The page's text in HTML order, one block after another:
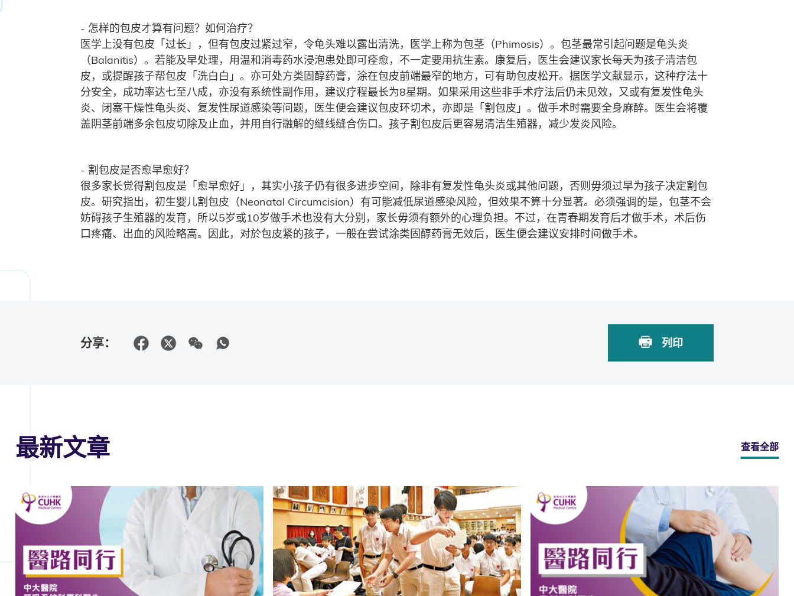
- 怎样的包皮才算有问题？如何治疗？
医学上没有包皮「过长」，但有包皮过紧过窄，令龟头难以露出清洗，医学上称为包茎（Phimosis）。包茎最常引起问题是龟头炎
（Balanitis）。若能及早处理，用温和消毒药水浸泡患处即可痊愈，不一定要用抗生素。康复后，医生会建议家长每天为孩子清洁包
皮，或提醒孩子帮包皮「洗白白」。亦可处方类固醇药膏，涂在包皮前端最窄的地方，可有助包皮松开。据医学文献显示，这种疗法十
分安全，成功率达七至八成，亦没有系统性副作用，建议疗程最长为8星期。如果采用这些非手术疗法后仍未见效，又或有复发性龟头
炎、闭塞干燥性龟头炎、复发性尿道感染等问题，医生便会建议包皮环切术，亦即是「割包皮」。做手术时需要全身麻醉。医生会将覆
盖阴茎前端多余包皮切除及止血，并用自行融解的缝线缝合伤口。孩子割包皮后更容易清洁生殖器，减少发炎风险。
- 割包皮是否愈早愈好？
很多家长觉得割包皮是「愈早愈好」，其实小孩子仍有很多进步空间，除非有复发性龟头炎或其他问题，否则毋须过早为孩子决定割包
皮。研究指出，初生婴儿割包皮（Neonatal Circumcision）有可能减低尿道感染风险，但效果不算十分显著。必须强调的是，包茎不会
妨碍孩子生殖器的发育，所以5岁或10岁做手术也没有大分别，家长毋须有额外的心理负担。不过，在青春期发育后才做手术，术后伤
口疼痛、出血的风险略高。因此，对於包皮紧的孩子，一般在尝试涂类固醇药膏无效后，医生便会建议安排时间做手术。
分享： 列印
最新文章 查看全部